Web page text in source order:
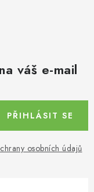
váš e-mail
osobních údajů
PŘIHLÁSIT SE